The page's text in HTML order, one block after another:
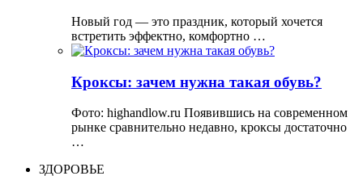
Новый год — это праздник, который хочется
встретить эффектно, комфортно …
Кроксы: зачем нужна такая обувь?
Фото: highandlow.ru Появившись на современном
рынке сравнительно недавно, кроксы достаточно
…
ЗДОРОВЬЕ